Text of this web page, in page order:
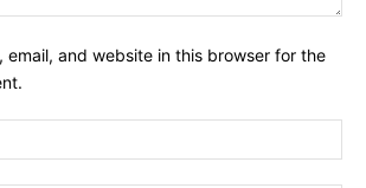
email, and website in this browser for the